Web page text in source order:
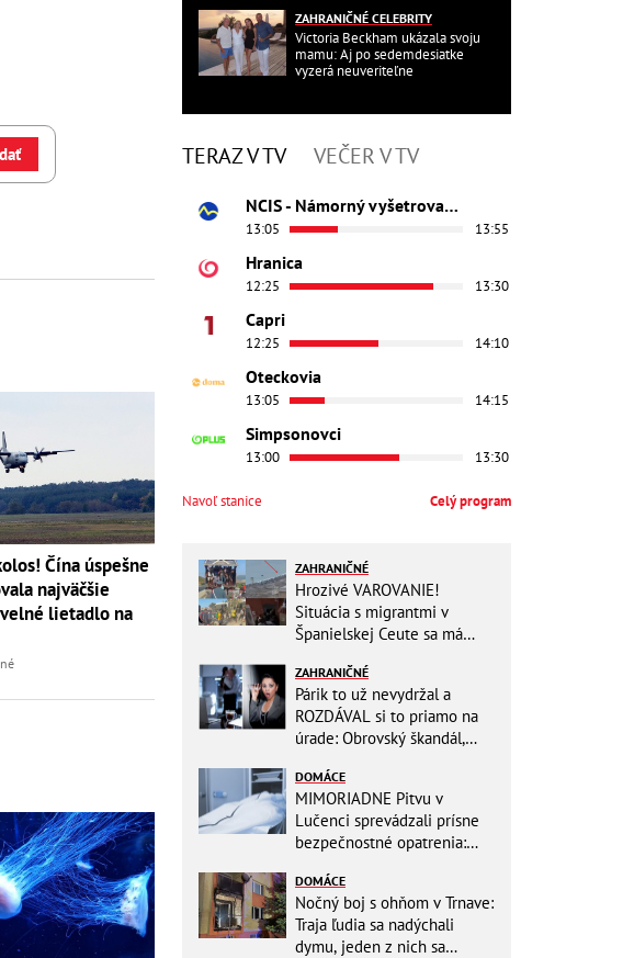
Čína úspešne
najväčšie
lietadlo na
ZAHRANIČNÉ CELEBRITY
Victoria Beckham ukázala svoju
mamu: Aj po sedemdesiatke
vyzerá neuveriteľne
TERAZ V TV VEČER V TV
NCIS - Námorný vyšetrovací úrad
13:05 13:55
Hranica
12:25 13:30
Capri
12:25 14:10
Oteckovia
13:05 14:15
Simpsonovci
13:00 13:30
Navoľ stanice Celý program
ZAHRANIČNÉ
Hrozivé VAROVANIE!
Situácia s migrantmi v
Španielskej Ceute sa má
presný dátum druhej invázie
ZAHRANIČNÉ
Párik to už nevydržal a
ROZDÁVAL si to priamo na
úrade: Obrovský škandál,
DOMÁCE
MIMORIADNE Pitvu v
Lučenci sprevádzali prísne
bezpečnostné opatrenia:
DOMÁCE
Nočný boj s ohňom v Trnave:
Traja ľudia sa nadýchali
dymu, jeden z nich sa